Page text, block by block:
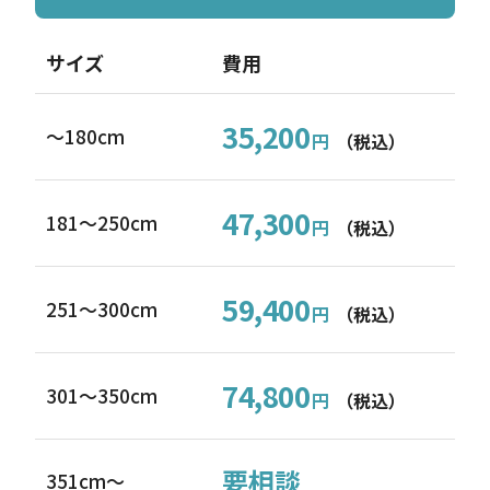
サイズ 費用
～180cm 35,200円 （税込）
181〜250cm 47,300円 （税込）
251〜300cm 59,400円 （税込）
301〜350cm 74,800円 （税込）
351cm〜 要相談